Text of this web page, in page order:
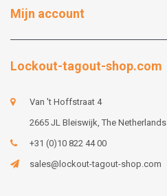
Mijn account
Lockout-tagout-shop.com
Van 't Hoffstraat 4
2665 JL Bleiswijk, The Netherlands
+31 (0)10 822 44 00
sales@lockout-tagout-shop.com